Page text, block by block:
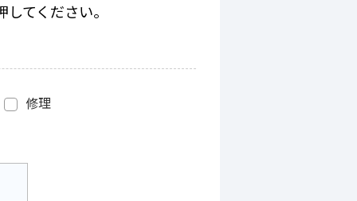
てください。
修理